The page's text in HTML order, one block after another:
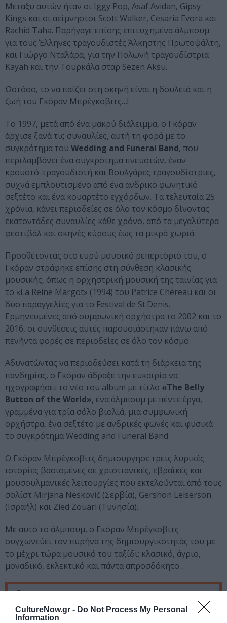
CultureNow.gr - Do Not Process My Personal
Information
Μεταξύ αυτών ήταν οι Iggy Pop, Asaf Avidan, Gipsy
Kings και οι αείμνηστοι Scott Walker, Cesaria Evora και
Rachid Taha. Παρήγαγε επίσης επιτυχημένα άλμπουμ
για τους Έλληνες τραγουδιστές Άλκηστης Πρωτοψάλτη,
και Γιώργο Νταλάρα, για την Πολωνή τραγουδίστρια
Kayah και την Τουρκάλα σταρ Sezen Aksu.
Ωστόσο, το να παίζει στη σκηνή είναι η δουλειά και η
ζωή του Γκόραν Μπρέγκοβιτς…!
Το 1997, μετά από ένα μακρύ διάλειμμα, ο Γκόραν
άρχισε ξανά τις συναυλίες, αυτή τη φορά με το
συγκρότημα του Wedding and Funeral Band, που
περιλαμβάνει ένα συγκρότημα πνευστών, έναν
κρουστό-τραγουδιστή και Βουλγάρες τραγουδίστριες,
συχνά εμπλουτισμένο από ένα ανδρικό φωνητικό
σεξτέτο και ένα κουαρτέτο εγχόρδων. Τα τελευταία 25
χρόνια, κάνει περιοδείες σε όλο τον κόσμο δίνοντας
εκατοντάδες συναυλίες κάθε χρόνο, από τα μεγαλύτερα
φεστιβάλ και σκηνές κύρους έως τα μικρά χωριά.
Προσθέτοντας στο ευρύ μουσικό ρεπερτόριό του, ο
Γκόραν στράφηκε επίσης στη σύνθεση κλασικής
μουσικής, όπως η ορχηστρική μουσική της ταινίας για
το «La Reine Margot» (1994) του Patrice Chéreau και οι
δύο παραγγελίες για το Festival de St.Denis.
Ερμηνευμένες από συμφωνική ορχήστρα το 2002 και το
2016, οι συνθέσεις αυτές παρουσιάστηκαν πάνω από
πενήντα φορές σε περιοδείες σε όλο τον κόσμο.
Αδυνατώντας να περιοδεύσει κατά τη διάρκεια της
πανδημίας, ο Γκόραν άδραξε την ευκαιρία να
ηχογραφήσει το νέο του album με τίτλο «The Belly
Button of the World», ένα άλμπουμ με πέντε έργα,
γραμμένα για τρία σόλο βιολιά, μια συμφωνική
ορχήστρα, ένα σεξτέτο με ανδρικές φωνές και φυσικά
το συγκρότημα Wedding and Funeral Band.
Ο Γκόραν Μπρέγκοβιτς δημιούργησε τρεις λυρικές
ιστορίες βασισμένες σε χριστιανικές, εβραϊκές και
μουσουλμανικές λειτουργίες που εκτελούνται από τους
σολίστ Mirjana Nesković (Σερβία), Gershon Leiserson
(Ισραήλ) και Zied Zouari (Τυνησία).
Με αυτό το άλμπουμ, ο Γκόραν Μπρέγκοβιτς
συγχωνεύει τον πυρήνα της δημιουργικότητάς του με
το μέχρι τώρα μουσικό του ταξίδι: κλασικό, άγριο,
μοναδικό, εκλεκτικό και πάντα απροσδόκητο…
Ταυτότητα Εκδήλωσης
Ημερομηνία: